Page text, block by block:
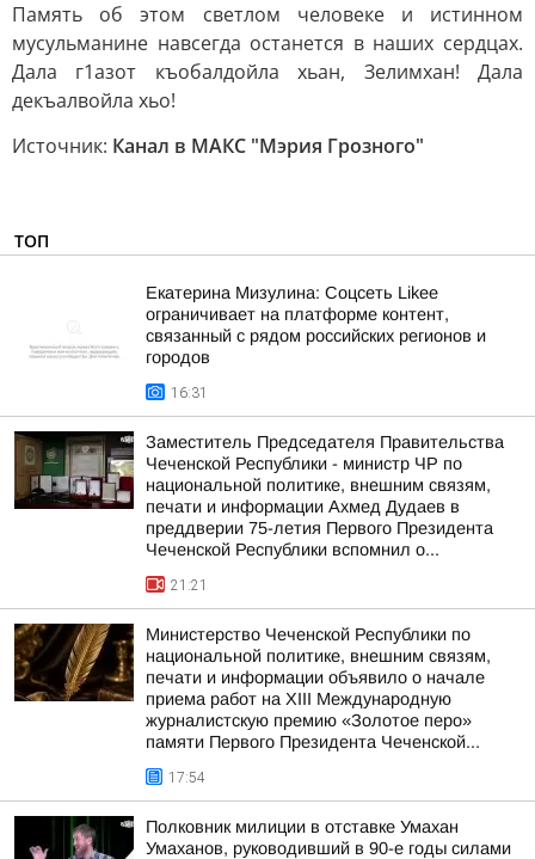
Память об этом светлом человеке и истинном
мусульманине навсегда останется в наших сердцах.
Дала г1азот къобалдойла хьан, Зелимхан! Дала
декъалвойла хьо!
Источник: Канал в МАКС "Мэрия Грозного"
ТОП
Екатерина Мизулина: Соцсеть Likee
ограничивает на платформе контент,
связанный с рядом российских регионов и
городов
16:31
Заместитель Председателя Правительства
Чеченской Республики - министр ЧР по
национальной политике, внешним связям,
печати и информации Ахмед Дудаев в
преддверии 75-летия Первого Президента
Чеченской Республики вспомнил о...
21:21
Министерство Чеченской Республики по
национальной политике, внешним связям,
печати и информации объявило о начале
приема работ на XIII Международную
журналистскую премию «Золотое перо»
памяти Первого Президента Чеченской...
17:54
Полковник милиции в отставке Умахан
Умаханов, руководивший в 90-е годы силами